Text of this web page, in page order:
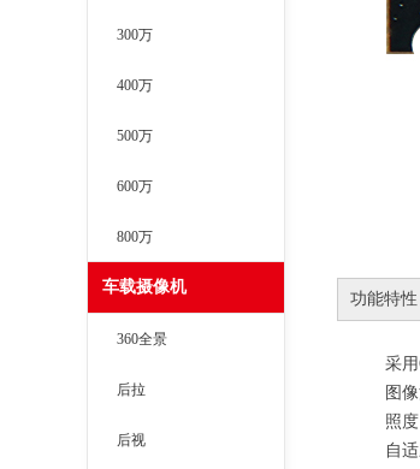
功能特性
采用
图
照度
自
300万
400万
500万
600万
800万
车载摄像机
360全景
后拉
后视